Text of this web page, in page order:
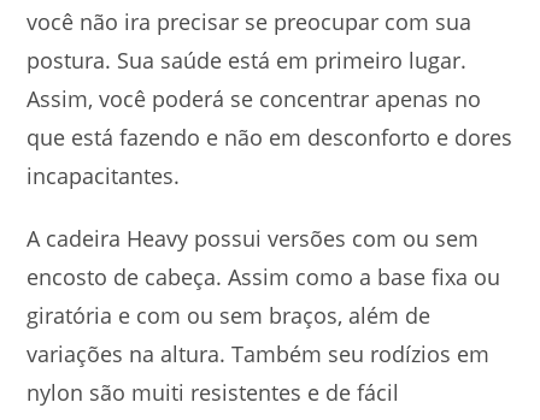
você não ira precisar se preocupar com sua
postura. Sua saúde está em primeiro lugar.
Assim, você poderá se concentrar apenas no
que está fazendo e não em desconforto e dores
incapacitantes.
A cadeira Heavy possui versões com ou sem
encosto de cabeça. Assim como a base fixa ou
giratória e com ou sem braços, além de
variações na altura. Também seu rodízios em
nylon são muiti resistentes e de fácil